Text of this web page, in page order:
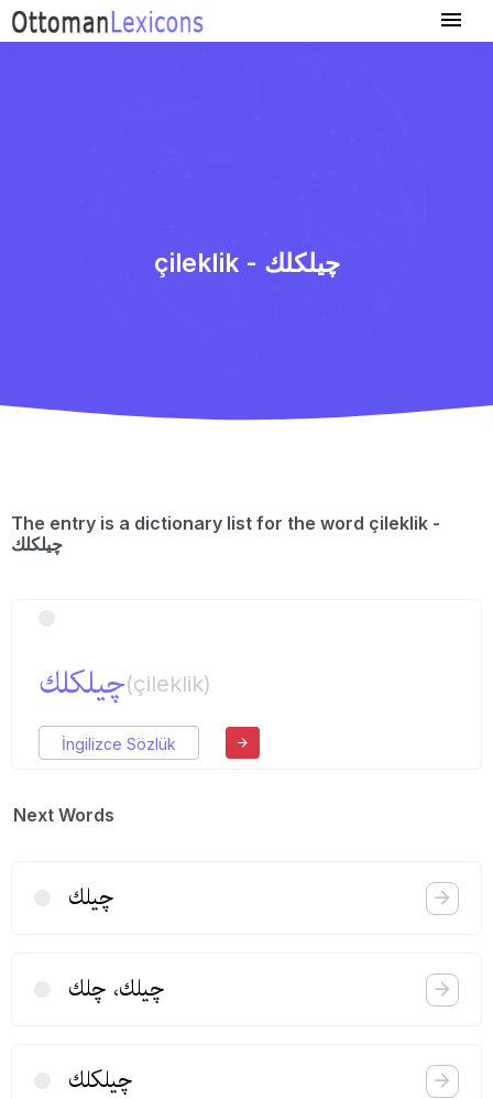
çileklik - چیلكلك
The entry is a dictionary list for the word çileklik -
چیلكلك
چیلكلك(çileklik)
İngilizce Sözlük
Next Words
چیلك
چیلك، چلك
چیلكلك